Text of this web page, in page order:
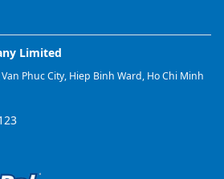
Limited
Van Phuc City, Hiep Binh Ward, Ho Chi Minh